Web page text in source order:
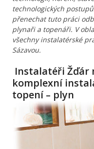
technologických
přenechat tuto práci
plynaři a topenáři. V
všechny instalatérské
Sázavou.
Instalatéři Žďár
komplexní
topení – plyn